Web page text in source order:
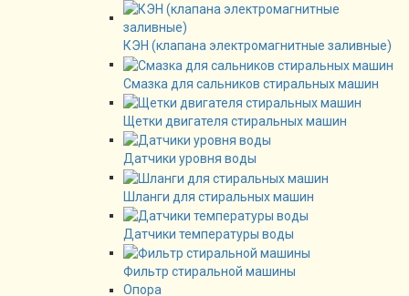
КЭН (клапана электромагнитные заливные)
Смазка для сальников стиральных машин
Щетки двигателя стиральных машин
Датчики уровня воды
Шланги для стиральных машин
Датчики температуры воды
Фильтр стиральной машины
Опора